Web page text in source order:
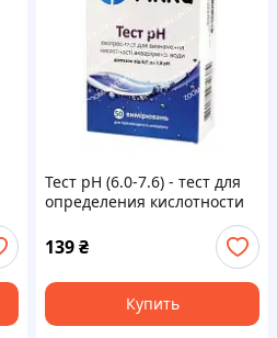
Тест рН (6.0-7.6) - тест для
определения кислотности
воды Тест рН (кислотности
воды)
139₴
Купить